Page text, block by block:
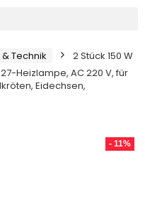
Technik
2 Stück 150 W
Heizlampe, AC 220 V, für
Eidechsen,
- 11%